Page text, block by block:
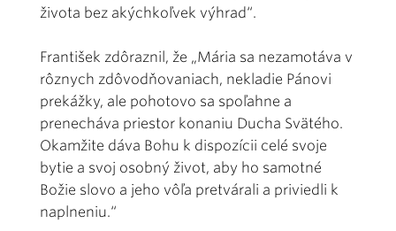
života bez akýchkoľvek výhrad“.
František zdôraznil, že „Mária sa nezamotáva v
rôznych zdôvodňovaniach, nekladie Pánovi
prekážky, ale pohotovo sa spoľahne a
prenecháva priestor konaniu Ducha Svätého.
Okamžite dáva Bohu k dispozícii celé svoje
bytie a svoj osobný život, aby ho samotné
Božie slovo a jeho vôľa pretvárali a priviedli k
naplneniu.“